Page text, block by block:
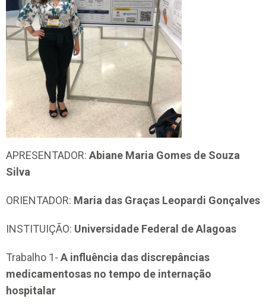
APRESENTADOR: Abiane Maria Gomes de Souza
Silva
ORIENTADOR: Maria das Graças Leopardi Gonçalves
INSTITUIÇÃO: Universidade Federal de Alagoas
Trabalho 1- A influência das discrepâncias
medicamentosas no tempo de internação
hospitalar